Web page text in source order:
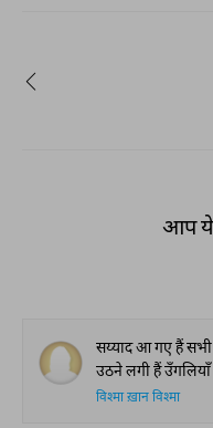
आप ये
सय्याद आ गए हैं
उठने लगी हैं
विश्मा ख़ान विश्मा